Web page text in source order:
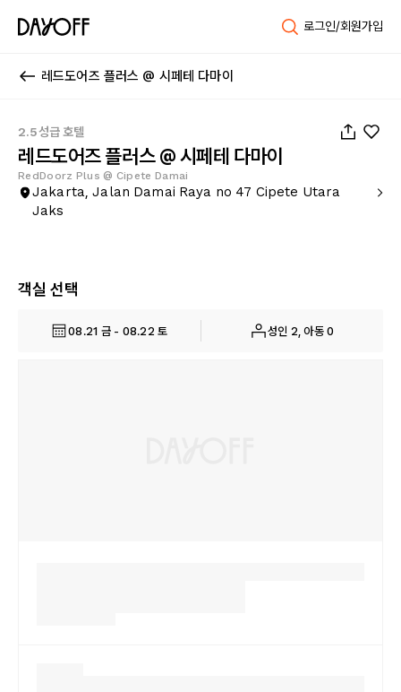
로그인/회원가입
레드도어즈 플러스 @ 시페테 다마이
2.5성급 호텔
레드도어즈 플러스 @ 시페테 다마이
RedDoorz Plus @ Cipete Damai
Jakarta, Jalan Damai Raya no 47 Cipete Utara
Jaks
객실 선택
08.21 금 - 08.22 토 성인 2, 아동 0